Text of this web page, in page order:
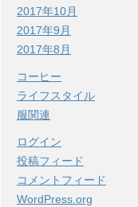
2017年10月
2017年9月
2017年8月
コーヒー
ライフスタイル
服関連
ログイン
投稿フィード
コメントフィード
WordPress.org